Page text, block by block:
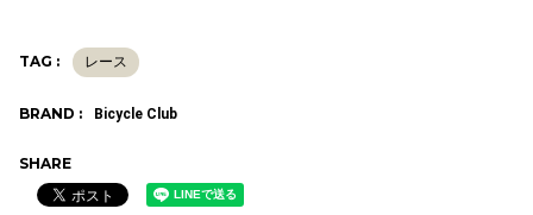
TAG : レース
BRAND : Bicycle Club
SHARE